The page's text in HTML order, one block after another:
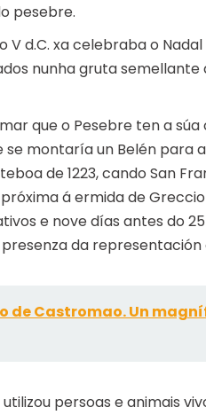
pesebre.
V d.C. xa celebraba o
nunha gruta
que o Pesebre ten a súa
se montaría un Belén
de 1223, cando San
á ermida de
e nove días antes do
da
de Castromao. Un
persoas e animais